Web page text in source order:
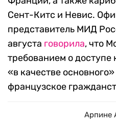
Сент-Китс и Невис.
представитель МИД
августа говорила, что
требованием о
«в качестве
французское
Арпине